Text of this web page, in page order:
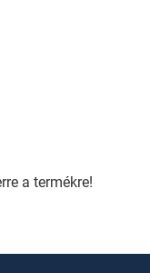
a termékre!